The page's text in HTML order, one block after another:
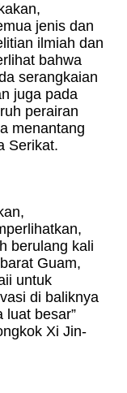
jenis dan
ilmiah dan
bahwa
serangkaian
juga pada
perairan
menantang
Serikat.
berulang kali
Guam,
untuk
di baliknya
luat besar”
Xi Jin-